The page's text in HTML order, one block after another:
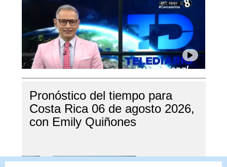
Pronóstico del tiempo para
Costa Rica 06 de agosto 2026,
con Emily Quiñones